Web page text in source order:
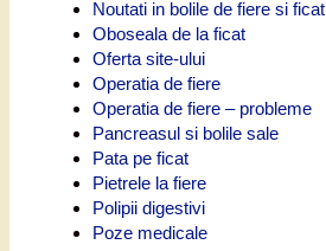
Noutati in bolile de fiere si ficat
Oboseala de la ficat
Oferta site-ului
Operatia de fiere
Operatia de fiere – probleme
Pancreasul si bolile sale
Pata pe ficat
Pietrele la fiere
Polipii digestivi
Poze medicale